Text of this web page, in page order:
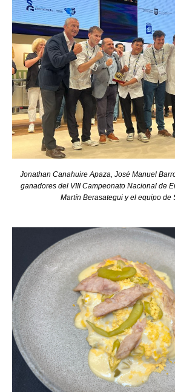
Jonathan Canahuire Apaza, José Manuel
ganadores del VIII Campeonato Nacional de
Martín Berasategui y el equipo de